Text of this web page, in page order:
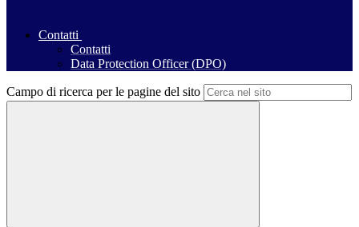
Contatti
Contatti
Data Protection Officer (DPO)
Campo di ricerca per le pagine del sito